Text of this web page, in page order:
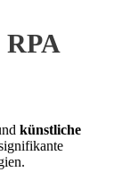
RPA
künstliche